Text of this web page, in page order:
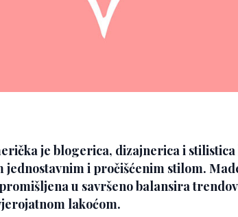
je blogerica, dizajnerica i stilistica
jednostavnim i pročišćenim stilom.
u savršeno balansira
lakoćom.